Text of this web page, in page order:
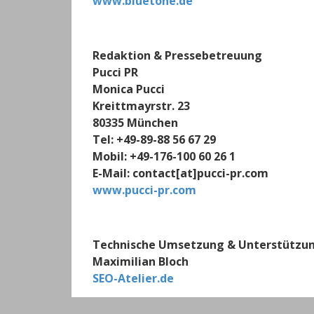
Redaktion & Pressebetreuung
Pucci PR
Monica Pucci
Kreittmayrstr. 23
80335 München
Tel: +49-89-88 56 67 29
Mobil: +49-176-100 60 26 1
E-Mail: contact[at]pucci-pr.com
www.pucci-pr.com
Technische Umsetzung &
Maximilian Bloch
SEO-Atelier.de